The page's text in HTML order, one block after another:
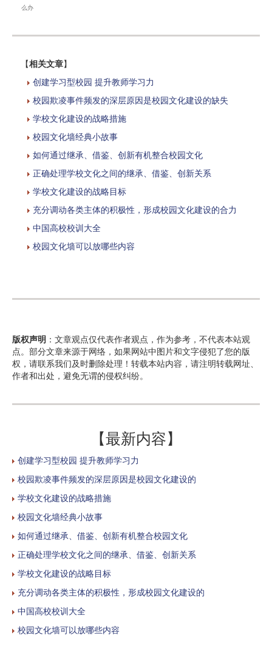
么办
【相关文章】
创建学习型校园 提升教师学习力
校园欺凌事件频发的深层原因是校园文化建设的缺失
学校文化建设的战略措施
校园文化墙经典小故事
如何通过继承、借鉴、创新有机整合校园文化
正确处理学校文化之间的继承、借鉴、创新关系
学校文化建设的战略目标
充分调动各类主体的积极性，形成校园文化建设的合力
中国高校校训大全
校园文化墙可以放哪些内容
版权声明 ：文章观点仅代表作者观点，作为参考，不代表本站观
点。部分文章来源于网络，如果网站中图片和文字侵犯了您的版
权，请联系我们及时删除处理！转载本站内容，请注明转载网址、
作者和出处，避免无谓的侵权纠纷。
【最新内容】
创建学习型校园 提升教师学习力
校园欺凌事件频发的深层原因是校园文化建设的
学校文化建设的战略措施
校园文化墙经典小故事
如何通过继承、借鉴、创新有机整合校园文化
正确处理学校文化之间的继承、借鉴、创新关系
学校文化建设的战略目标
充分调动各类主体的积极性，形成校园文化建设的
中国高校校训大全
校园文化墙可以放哪些内容